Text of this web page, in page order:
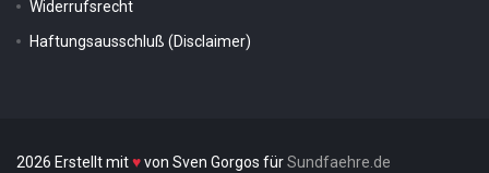
Widerrufsrecht
Haftungsausschluß (Disclaimer)
2026 Erstellt mit♥von Sven Gorgos fürSundfaehre.de